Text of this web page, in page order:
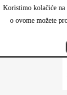
Koristimo kolačiće
o ovome možete